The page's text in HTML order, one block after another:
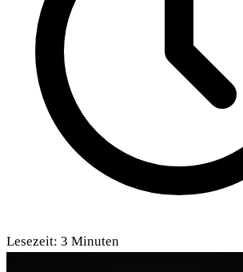
Lesezeit: 3 Minuten